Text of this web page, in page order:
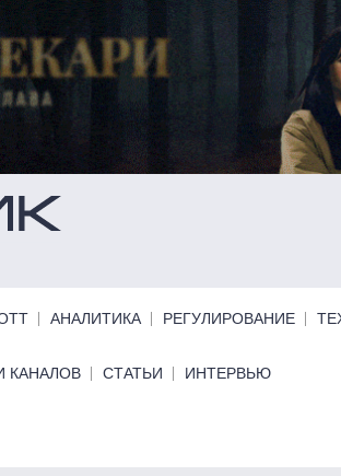
АНАЛИТИКА РЕГУЛИРОВАНИЕ
КАНАЛОВ СТАТЬИ ИНТЕРВЬЮ